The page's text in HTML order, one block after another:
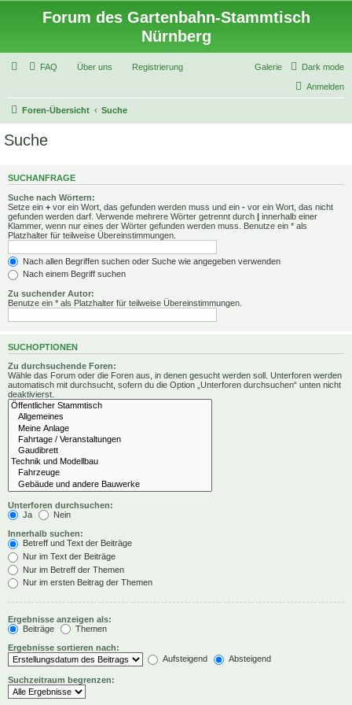
Forum des Gartenbahn-Stammtisch
Nürnberg
Dark mode
Galerie
FAQ Über uns Registrierung
Anmelden
Foren-Übersicht Suche
Suche
SUCHANFRAGE
Suche nach Wörtern:
Setze ein + vor ein Wort, das gefunden werden muss und ein - vor ein Wort, das nicht
gefunden werden darf. Verwende mehrere Wörter getrennt durch | innerhalb einer
Klammer, wenn nur eines der Wörter gefunden werden muss. Benutze ein * als
Platzhalter für teilweise Übereinstimmungen.
Nach allen Begriffen suchen oder Suche wie angegeben verwenden
Nach einem Begriff suchen
Zu suchender Autor:
Benutze ein * als Platzhalter für teilweise Übereinstimmungen.
SUCHOPTIONEN
Zu durchsuchende Foren:
Wähle das Forum oder die Foren aus, in denen gesucht werden soll. Unterforen werden
automatisch mit durchsucht, sofern du die Option „Unterforen durchsuchen“ unten nicht
deaktivierst.
Unterforen durchsuchen:
Ja
Nein
Innerhalb suchen:
Betreff und Text der Beiträge
Nur im Text der Beiträge
Nur im Betreff der Themen
Nur im ersten Beitrag der Themen
Ergebnisse anzeigen als:
Beiträge
Themen
Ergebnisse sortieren nach:
Aufsteigend
Absteigend
Suchzeitraum begrenzen: